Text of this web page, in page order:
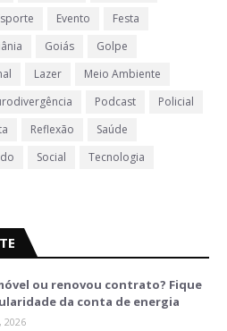
Evento
Festa
Goiás
Golpe
Lazer
Meio Ambiente
Podcast
Policial
Reflexão
Saúde
Social
Tecnologia
ou renovou contrato? Fique
da conta de energia
2026